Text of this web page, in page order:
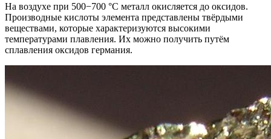
На воздухе при 500−700 °C металл окисляется до оксидов.
Производные кислоты элемента представлены твёрдыми
веществами, которые характеризуются высокими
температурами плавления. Их можно получить путём
сплавления оксидов германия.